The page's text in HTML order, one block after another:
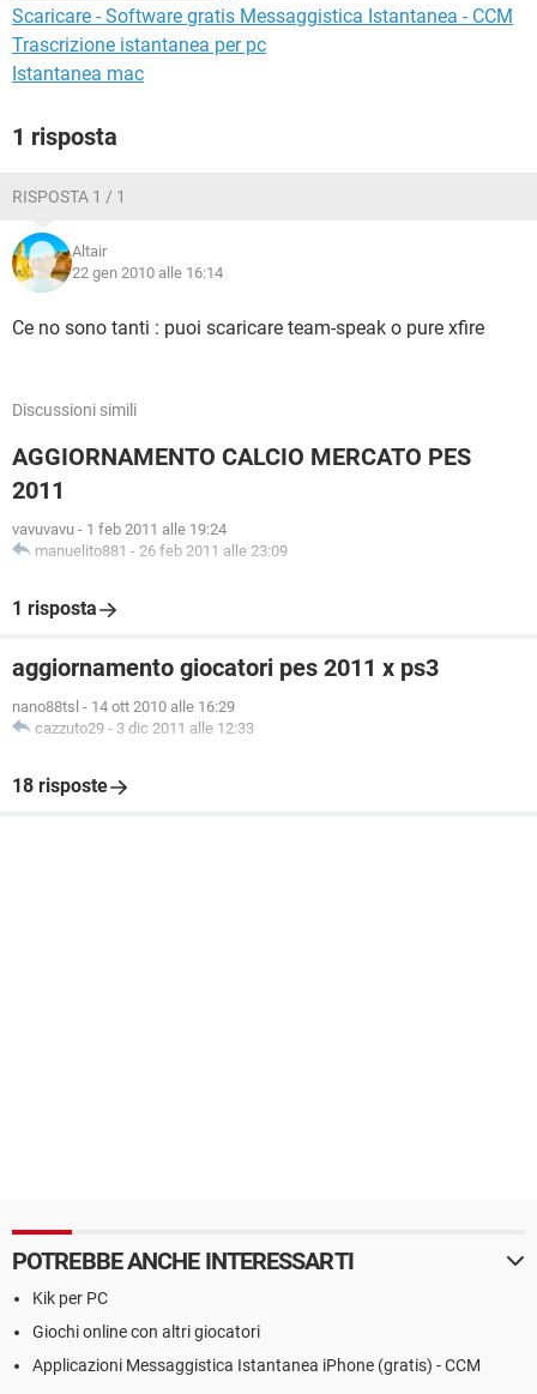
Scaricare - Software gratis Messaggistica Istantanea - CCM
Trascrizione istantanea per pc
Istantanea mac
1 risposta
RISPOSTA 1 / 1
Altair
22 gen 2010 alle 16:14
Ce no sono tanti : puoi scaricare team-speak o pure xfire
Discussioni simili
AGGIORNAMENTO CALCIO MERCATO PES
2011
vavuvavu - 1 feb 2011 alle 19:24
manuelito881 - 26 feb 2011 alle 23:09
1 risposta
aggiornamento giocatori pes 2011 x ps3
nano88tsl - 14 ott 2010 alle 16:29
cazzuto29 - 3 dic 2011 alle 12:33
18 risposte
POTREBBE ANCHE INTERESSARTI
Kik per PC
Giochi online con altri giocatori
Applicazioni Messaggistica Istantanea iPhone (gratis) - CCM